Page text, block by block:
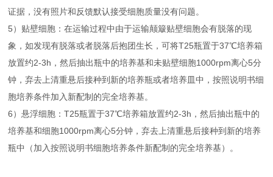
证据，没有照片和反馈默认接受细胞质量没有问题。
5）贴壁细胞：在运输过程中由于运输颠簸贴壁细胞会有脱落的现
象，如发现有脱落或者脱落后抱团生长，可将T25瓶置于37℃培养箱
放置约2-3h，然后抽出瓶中的培养基和未贴壁细胞1000rpm离心5分
钟，弃去上清重悬后接种到新的培养瓶或者培养皿中，按照说明书细
胞培养条件加入新配制的完全培养基。
6）悬浮细胞：T25瓶置于37℃培养箱放置约2-3h，然后抽出瓶中的
培养基和细胞1000rpm离心5分钟，弃去上清重悬后接种到新的培养
瓶中（加入按照说明书细胞培养条件新配制的完全培养基）。